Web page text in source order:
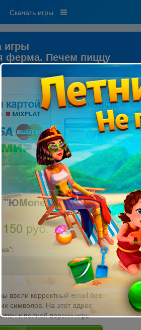
Скачать игры
игры
ферма. Печем пиццу
"ЮMoney"
150 pуб.
ввели корректный email без
символов. На этот адрес
к полной версии игры